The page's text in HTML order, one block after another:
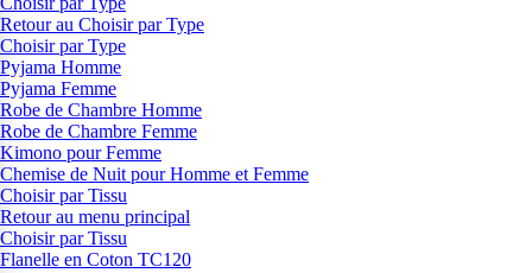
Retour au Choisir par Type
Choisir par Type
Pyjama Homme
Pyjama Femme
Robe de Chambre Homme
Robe de Chambre Femme
Kimono pour Femme
Chemise de Nuit pour Homme et Femme
Choisir par Tissu
Retour au menu principal
Choisir par Tissu
Flanelle en Coton TC120